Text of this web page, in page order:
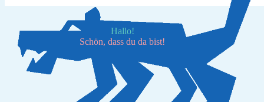
Hallo!
Schön, dass du da bist!